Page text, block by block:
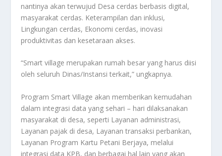
nantinya akan terwujud Desa cerdas berbasis digital,
masyarakat cerdas. Keterampilan dan inklusi,
Lingkungan cerdas, Ekonomi cerdas, inovasi
produktivitas dan kesetaraan akses.
“Smart village merupakan rumah besar yang harus diisi
oleh seluruh Dinas/Instansi terkait,” ungkapnya.
Program Smart Village akan memberikan kemudahan
dalam integrasi data yang sehari – hari dilaksanakan
masyarakat di desa, seperti Layanan administrasi,
Layanan pajak di desa, Layanan transaksi perbankan,
Layanan Program Kartu Petani Berjaya, melalui
integrasi data KPB, dan berbagai hal lain yang akan